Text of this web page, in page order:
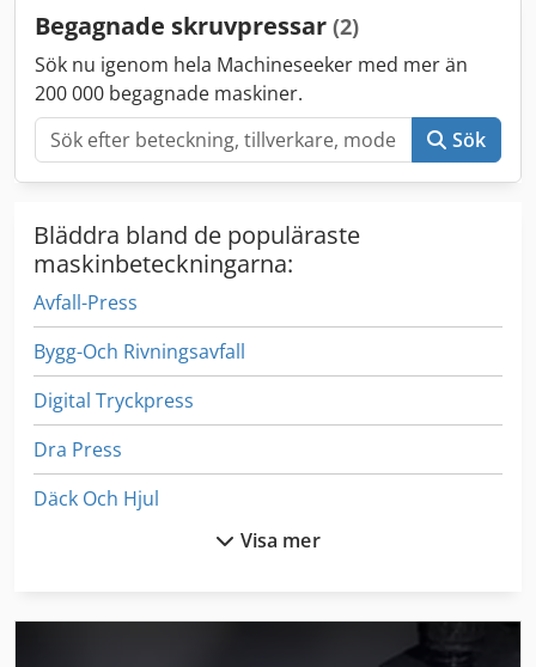
Begagnade skruvpressar (2)
Sök nu igenom hela Machineseeker med mer än
200 000 begagnade maskiner.
Sök
Bläddra bland de populäraste
maskinbeteckningarna:
Avfall-Press
Bygg-Och Rivningsavfall
Digital Tryckpress
Dra Press
Däck Och Hjul
Visa mer